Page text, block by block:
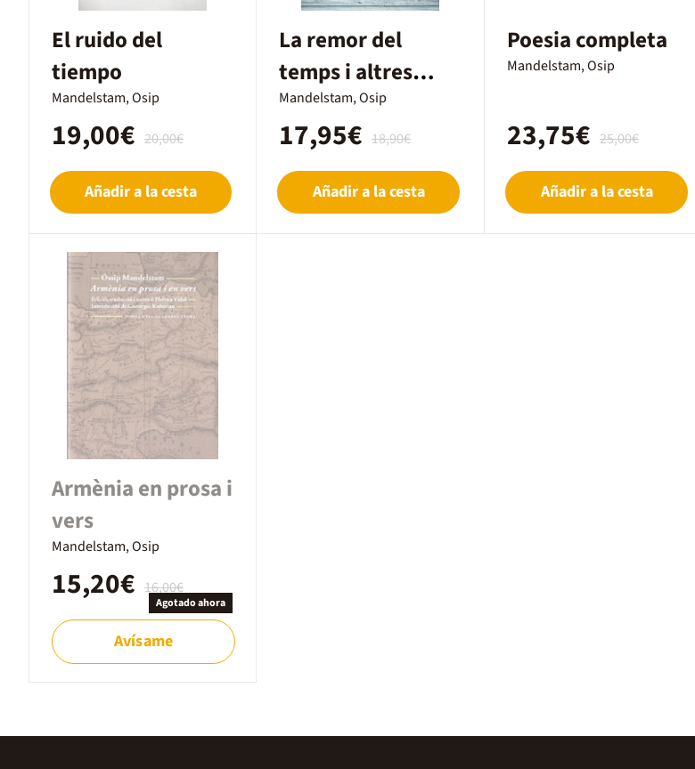
El ruido del
tiempo
Mandelstam, Osip
20,00€
19,00€
Añadir a la cesta
La remor del
temps i altres
proses
Mandelstam, Osip
18,90€
17,95€
Añadir a la cesta
Poesia completa
Mandelstam, Osip
25,00€
23,75€
Añadir a la cesta
Armènia en prosa i
vers
Mandelstam, Osip
16,00€
15,20€ Agotado ahora
Avísame